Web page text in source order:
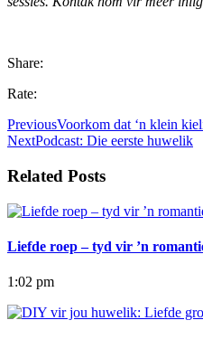
Share:
Rate:
PreviousVoorkom dat ‘n klein
NextPodcast: Die eerste huwelik
Related Posts
Liefde roep – tyd vir ’n
1:02 pm